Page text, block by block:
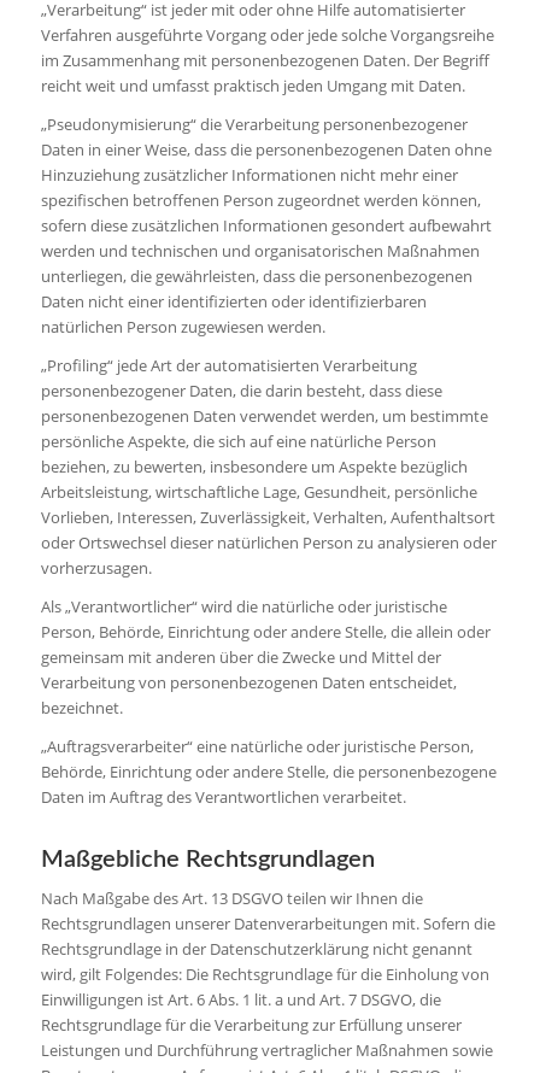
„Verarbeitung“ ist jeder mit oder ohne Hilfe automatisierter
Verfahren ausgeführte Vorgang oder jede solche Vorgangsreihe
im Zusammenhang mit personenbezogenen Daten. Der Begriff
reicht weit und umfasst praktisch jeden Umgang mit Daten.
„Pseudonymisierung“ die Verarbeitung personenbezogener
Daten in einer Weise, dass die personenbezogenen Daten ohne
Hinzuziehung zusätzlicher Informationen nicht mehr einer
spezifischen betroffenen Person zugeordnet werden können,
sofern diese zusätzlichen Informationen gesondert aufbewahrt
werden und technischen und organisatorischen Maßnahmen
unterliegen, die gewährleisten, dass die personenbezogenen
Daten nicht einer identifizierten oder identifizierbaren
natürlichen Person zugewiesen werden.
„Profiling“ jede Art der automatisierten Verarbeitung
personenbezogener Daten, die darin besteht, dass diese
personenbezogenen Daten verwendet werden, um bestimmte
persönliche Aspekte, die sich auf eine natürliche Person
beziehen, zu bewerten, insbesondere um Aspekte bezüglich
Arbeitsleistung, wirtschaftliche Lage, Gesundheit, persönliche
Vorlieben, Interessen, Zuverlässigkeit, Verhalten, Aufenthaltsort
oder Ortswechsel dieser natürlichen Person zu analysieren oder
vorherzusagen.
Als „Verantwortlicher“ wird die natürliche oder juristische
Person, Behörde, Einrichtung oder andere Stelle, die allein oder
gemeinsam mit anderen über die Zwecke und Mittel der
Verarbeitung von personenbezogenen Daten entscheidet,
bezeichnet.
„Auftragsverarbeiter“ eine natürliche oder juristische Person,
Behörde, Einrichtung oder andere Stelle, die personenbezogene
Daten im Auftrag des Verantwortlichen verarbeitet.
Maßgebliche Rechtsgrundlagen
Nach Maßgabe des Art. 13 DSGVO teilen wir Ihnen die
Rechtsgrundlagen unserer Datenverarbeitungen mit. Sofern die
Rechtsgrundlage in der Datenschutzerklärung nicht genannt
wird, gilt Folgendes: Die Rechtsgrundlage für die Einholung von
Einwilligungen ist Art. 6 Abs. 1 lit. a und Art. 7 DSGVO, die
Rechtsgrundlage für die Verarbeitung zur Erfüllung unserer
Leistungen und Durchführung vertraglicher Maßnahmen sowie